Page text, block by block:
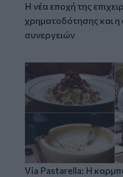
Η νέα εποχή της
χρηματοδότησης και η
συνεργειών
Via Pastarella: Η